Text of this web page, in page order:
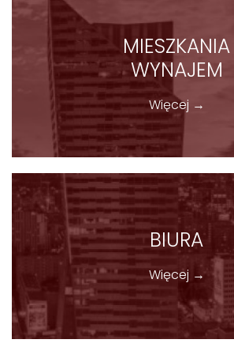
MIESZKANIA
WYNAJEM
Więcej →
BIURA
Więcej →